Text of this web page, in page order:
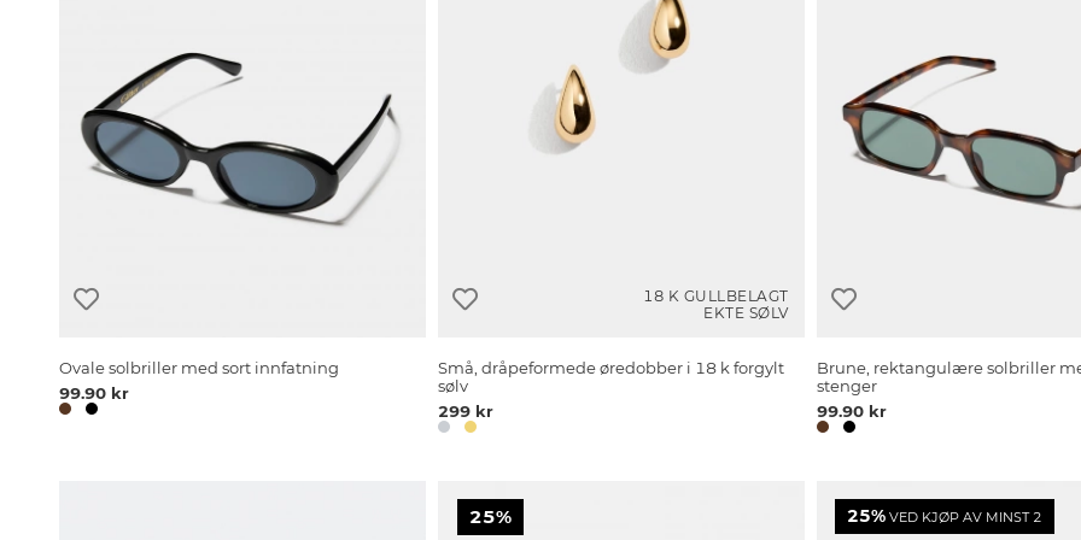
Ovale solbriller med sort innfatning
99.90 kr
18 K GULLBELAGT
EKTE SØLV
Små, dråpeformede øredobber i 18 k forgylt
sølv
299 kr
Brune, rektangulære solbriller
stenger
99.90 kr
25% 25% VED KJØP AV MINST 2